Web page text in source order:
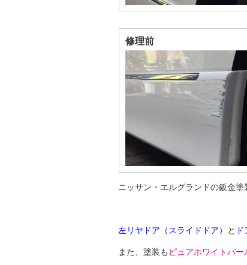
修理前
ニッサン・エルグランドの鈑金塗
左リヤドア（スライドドア） と
また、塗装も ピュアホワイトパー